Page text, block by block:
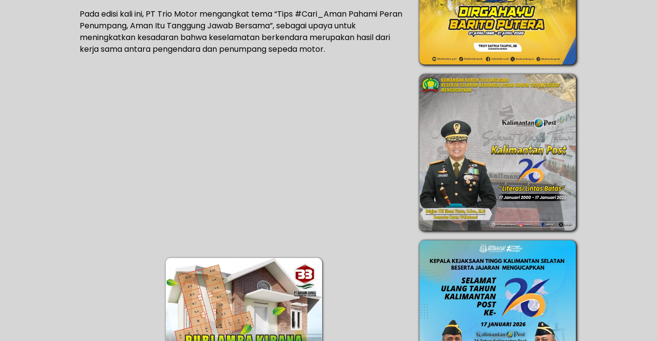
Pada edisi kali ini, PT Trio Motor mengangkat tema “Tips #Cari_Aman Pahami Peran
Penumpang, Aman Itu Tanggung Jawab Bersama”, sebagai upaya untuk
meningkatkan kesadaran bahwa keselamatan berkendara merupakan hasil dari
kerja sama antara pengendara dan penumpang sepeda motor.